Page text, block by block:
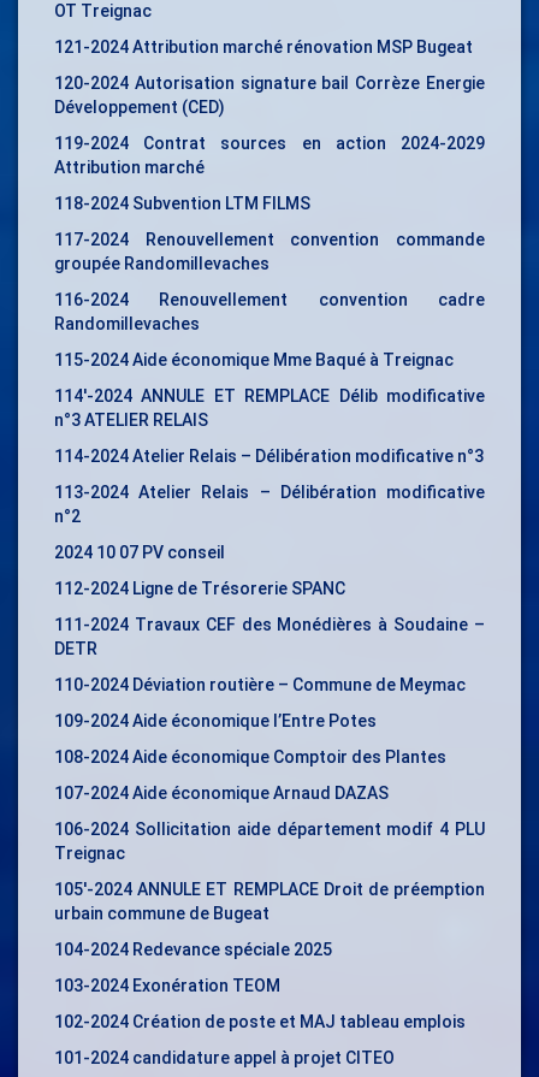
OT Treignac
121-2024 Attribution marché rénovation MSP Bugeat
120-2024 Autorisation signature bail Corrèze Energie
Développement (CED)
119-2024 Contrat sources en action 2024-2029
Attribution marché
118-2024 Subvention LTM FILMS
117-2024 Renouvellement convention commande
groupée Randomillevaches
116-2024 Renouvellement convention cadre
Randomillevaches
115-2024 Aide économique Mme Baqué à Treignac
114′-2024 ANNULE ET REMPLACE Délib modificative
n°3 ATELIER RELAIS
114-2024 Atelier Relais – Délibération modificative n°3
113-2024 Atelier Relais – Délibération modificative
n°2
2024 10 07 PV conseil
112-2024 Ligne de Trésorerie SPANC
111-2024 Travaux CEF des Monédières à Soudaine –
DETR
110-2024 Déviation routière – Commune de Meymac
109-2024 Aide économique l’Entre Potes
108-2024 Aide économique Comptoir des Plantes
107-2024 Aide économique Arnaud DAZAS
106-2024 Sollicitation aide département modif 4 PLU
Treignac
105′-2024 ANNULE ET REMPLACE Droit de préemption
urbain commune de Bugeat
104-2024 Redevance spéciale 2025
103-2024 Exonération TEOM
102-2024 Création de poste et MAJ tableau emplois
101-2024 candidature appel à projet CITEO